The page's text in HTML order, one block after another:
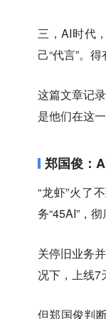
三，AI时代
己“代言”。
这篇文章记
是他们在这
郑国俊：
“龙虾”火了
务“45AI”，
关停旧业务
况下，上线7
但郑国俊判